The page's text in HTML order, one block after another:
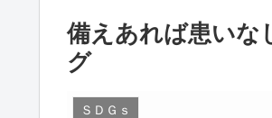
備えあれば患いな
グ
ＳＤＧｓ